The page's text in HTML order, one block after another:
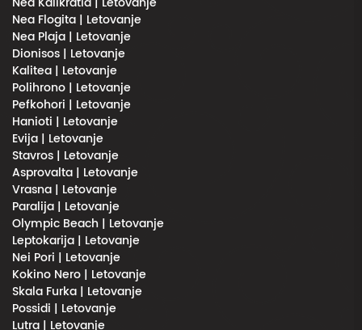
Nea Flogita | Letovanje
Nea Plaja | Letovanje
Dionisos | Letovanje
Kalitea | Letovanje
Polihrono | Letovanje
Pefkohori | Letovanje
Hanioti | Letovanje
Evija | Letovanje
Stavros | Letovanje
Asprovalta | Letovanje
Vrasna | Letovanje
Paralija | Letovanje
Olympic Beach | Letovanje
Leptokarija | Letovanje
Nei Pori | Letovanje
Kokino Nero | Letovanje
Skala Furka | Letovanje
Possidi | Letovanje
Lutra | Letovanje